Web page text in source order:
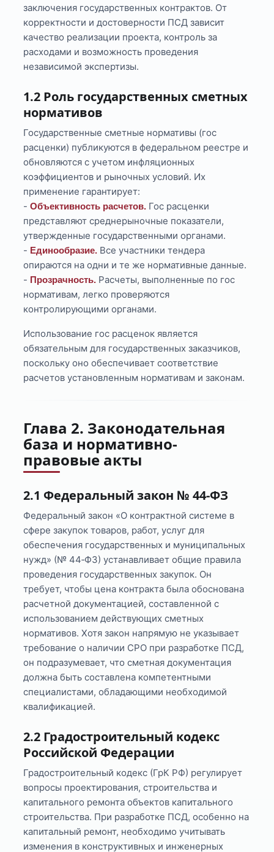
заключения государственных контрактов. От
корректности и достоверности ПСД зависит
качество реализации проекта, контроль за
расходами и возможность проведения
независимой экспертизы.
1.2 Роль государственных сметных
нормативов
Государственные сметные нормативы (гос
расценки) публикуются в федеральном реестре и
обновляются с учетом инфляционных
коэффициентов и рыночных условий. Их
применение гарантирует:
-Объективность расчетов. Гос расценки
представляют среднерыночные показатели,
утвержденные государственными органами.
- Единообразие. Все участники тендера
опираются на одни и те же нормативные данные.
- Прозрачность. Расчеты, выполненные по гос
нормативам, легко проверяются
контролирующими органами.
Использование гос расценок является
обязательным для государственных заказчиков,
поскольку оно обеспечивает соответствие
расчетов установленным нормативам и законам.
Глава 2. Законодательная
база и нормативно-
правовые акты
2.1 Федеральный закон № 44‑ФЗ
Федеральный закон «О контрактной системе в
сфере закупок товаров, работ, услуг для
обеспечения государственных и муниципальных
нужд» (№ 44‑ФЗ) устанавливает общие правила
проведения государственных закупок. Он
требует, чтобы цена контракта была обоснована
расчетной документацией, составленной с
использованием действующих сметных
нормативов. Хотя закон напрямую не указывает
требование о наличии СРО при разработке ПСД,
он подразумевает, что сметная документация
должна быть составлена компетентными
специалистами, обладающими необходимой
квалификацией.
2.2 Градостроительный кодекс
Российской Федерации
Градостроительный кодекс (ГрК РФ) регулирует
вопросы проектирования, строительства и
капитального ремонта объектов капитального
строительства. При разработке ПСД, особенно на
капитальный ремонт, необходимо учитывать
изменения в конструктивных и инженерных